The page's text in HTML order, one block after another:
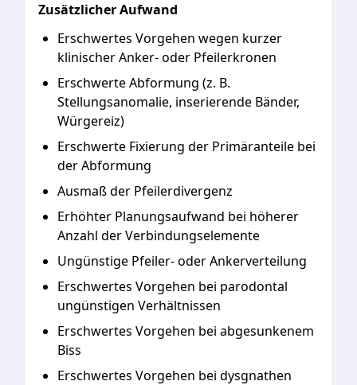
Zusätzlicher Aufwand
Erschwertes Vorgehen wegen kurzer
klinischerAnker-oder Pfeilerkronen
ErschwerteAbformung (z. B.
Stellungsanomalie, inserierende Bänder,
Würgereiz)
Erschwerte Fixierung der Primäranteile bei
derAbformung
Ausmaßder Pfeilerdivergenz
Erhöhter Planungsaufwand bei höherer
Anzahl derVerbindungselemente
Ungünstige Pfeiler-oderAnkerverteilung
Erschwertes Vorgehen bei parodontal
ungünstigen Verhältnissen
Erschwertes Vorgehen bei abgesunkenem
Biss
Erschwertes Vorgehen bei dysgnathen